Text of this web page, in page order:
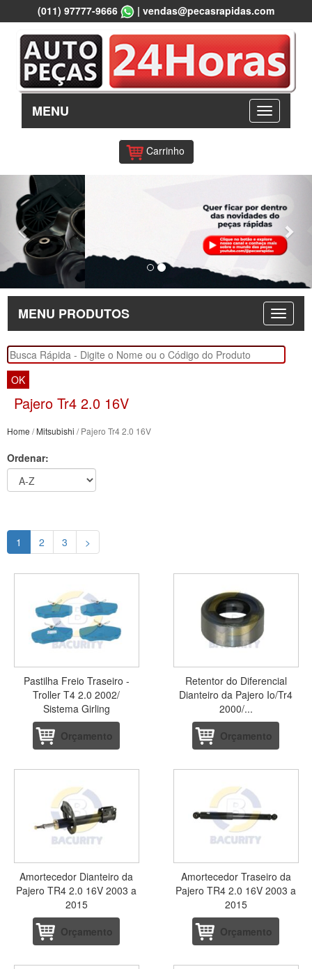
(011) 97777-9666 | vendas@pecasrapidas.com
MENU
Carrinho
Previous
MENU PRODUTOS
OK
Pajero Tr4 2.0 16V
Home /Mitsubishi / Pajero Tr4 2.0 16V
Ordenar:
1 2 3 >
Pastilha Freio Traseiro -
Troller T4 2.0 2002/
Sistema Girling
Orçamento
Retentor do Diferencial
Dianteiro da Pajero Io/Tr4
2000/...
Orçamento
Amortecedor Dianteiro da
Pajero TR4 2.0 16V 2003 a
2015
Orçamento
Amortecedor Traseiro da
Pajero TR4 2.0 16V 2003 a
2015
Orçamento